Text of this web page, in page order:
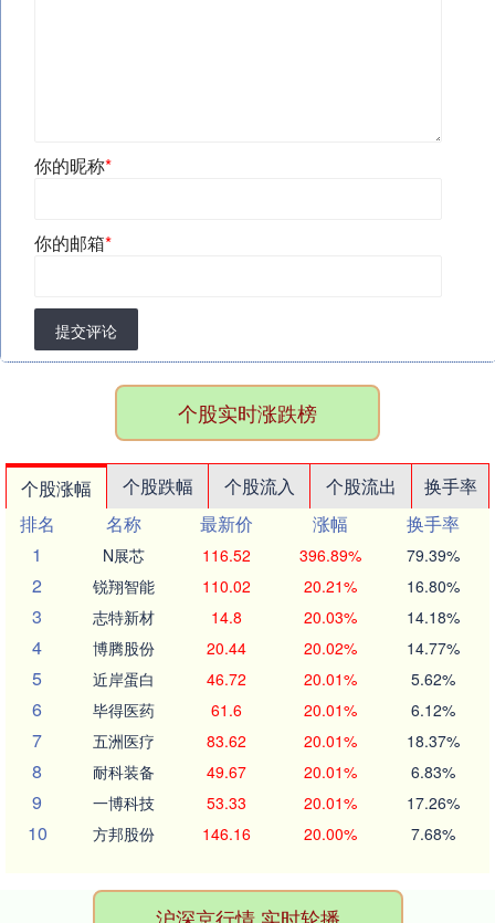
你的昵称*
你的邮箱*
提交评论
个股实时涨跌榜
个股涨幅 个股跌幅 个股流入 个股流出
换手率
排名
名称 最新价 涨幅
换手率
1
N展芯 116.52 396.89% 79.39%
2 锐翔智能 110.02 20.21% 16.80%
3 志特新材 14.8 20.03% 14.18%
4 博腾股份 20.44 20.02% 14.77%
5 近岸蛋白 46.72 20.01% 5.62%
6 毕得医药 61.6 20.01% 6.12%
7 五洲医疗 83.62 20.01% 18.37%
8 耐科装备 49.67 20.01% 6.83%
9 一博科技 53.33 20.01% 17.26%
10 方邦股份 146.16 20.00% 7.68%